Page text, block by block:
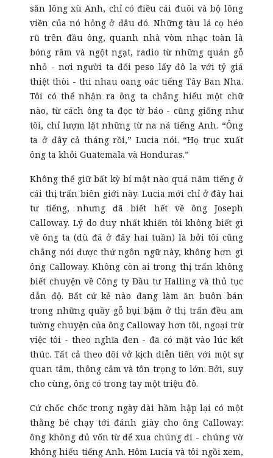
săn lông xù Anh, chỉ có điều cái đuôi và bộ lông
viền của nó hỏng ở đâu đó. Những tàu lá cọ héo
rũ trên đầu ông, quanh nhà vòm nhạc toàn là
bóng râm và ngột ngạt, radio từ những quán gỗ
nhỏ - nơi người ta đổi peso lấy đô la với tỷ giá
thiệt thòi - thi nhau oang oác tiếng Tây Ban Nha.
Tôi có thể nhận ra ông ta chẳng hiểu một chữ
nào, từ cách ông ta đọc tờ báo - cũng giống như
tôi, chỉ lượm lặt những từ na ná tiếng Anh. “Ông
ta ở đây cả tháng rồi,” Lucia nói. “Họ trục xuất
ông ta khỏi Guatemala và Honduras.”
Không thể giữ bất kỳ bí mật nào quá năm tiếng ở
cái thị trấn biên giới này. Lucia mới chỉ ở đây hai
tư tiếng, nhưng đã biết hết về ông Joseph
Calloway. Lý do duy nhất khiến tôi không biết gì
về ông ta (dù đã ở đây hai tuần) là bởi tôi cũng
chẳng nói được thứ ngôn ngữ này, không hơn gì
ông Calloway. Không còn ai trong thị trấn không
biết chuyện về Công ty Đầu tư Halling và thủ tục
dẫn độ. Bất cứ kẻ nào đang làm ăn buôn bán
trong những quầy gỗ bụi bặm ở thị trấn đều am
tường chuyện của ông Calloway hơn tôi, ngoại trừ
việc tôi - theo nghĩa đen - đã có mặt vào lúc kết
thúc. Tất cả theo dõi vở kịch diễn tiến với một sự
quan tâm, thông cảm và tôn trọng to lớn. Bởi, suy
cho cùng, ông có trong tay một triệu đô.
Cứ chốc chốc trong ngày dài hầm hập lại có một
thằng bé chạy tới đánh giày cho ông Calloway:
ông không đủ vốn từ để xua chúng đi - chúng vờ
không hiểu tiếng Anh. Hôm Lucia và tôi ngồi xem,